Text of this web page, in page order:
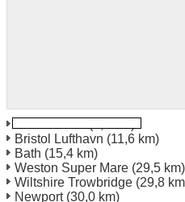
Bristol Lufthavn (11,6 km)
Bath (15,4 km)
Weston Super Mare (29,5 km)
Wiltshire Trowbridge (29,8
Newport(30,0 km)